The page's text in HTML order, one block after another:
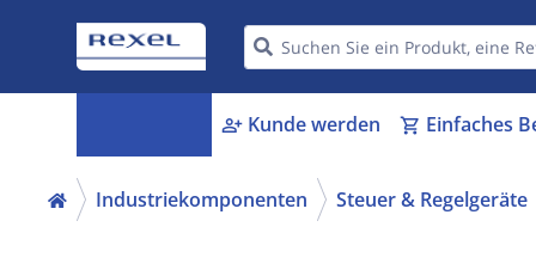
person_add Kunde werden shopping_cart Einfaches
Industriekomponenten Steuer & Regelgeräte